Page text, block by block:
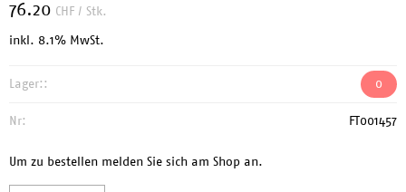
76.20 CHF / Stk.
inkl. 8.1% MwSt.
Lager:: 0
Nr: FT001457
Um zu bestellen melden Sie sich am Shop an.